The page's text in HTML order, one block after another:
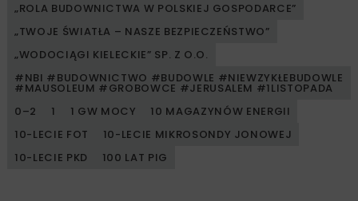
„ROLA BUDOWNICTWA W POLSKIEJ GOSPODARCE”
„TWOJE ŚWIATŁA – NASZE BEZPIECZEŃSTWO”
„WODOCIĄGI KIELECKIE” SP. Z O.O.
#NBI #BUDOWNICTWO #BUDOWLE #NIEWZYKŁEBUDOWLE
#MAUSOLEUM #GROBOWCE #JERUSALEM #1LISTOPADA
0–2
1 1 GW MOCY
10 MAGAZYNÓW ENERGII
10-LECIE FOT
10-LECIE MIKROSONDY JONOWEJ
10-LECIE PKD
100 LAT PIG